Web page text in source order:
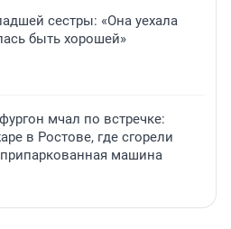
сестры: «Она уехала
быть хорошей»
мчал по встречке:
в Ростове, где сгорели
машина